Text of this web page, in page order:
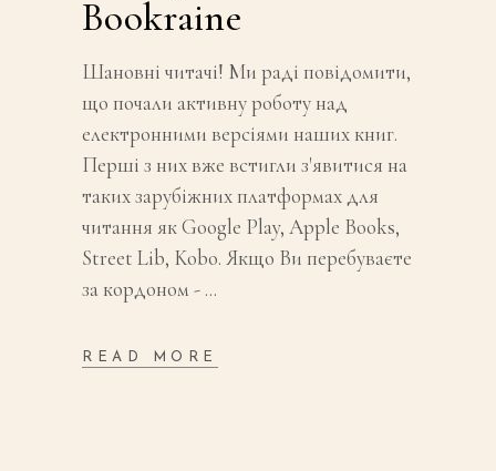
Bookraine
Шановні читачі! Ми раді повідомити,
що почали активну роботу над
електронними версіями наших книг.
Перші з них вже встигли з'явитися на
таких зарубіжних платформах для
читання як Google Play, Apple Books,
Street Lib, Kobo. Якщо Ви перебуваєте
за кордоном -
READ MORE